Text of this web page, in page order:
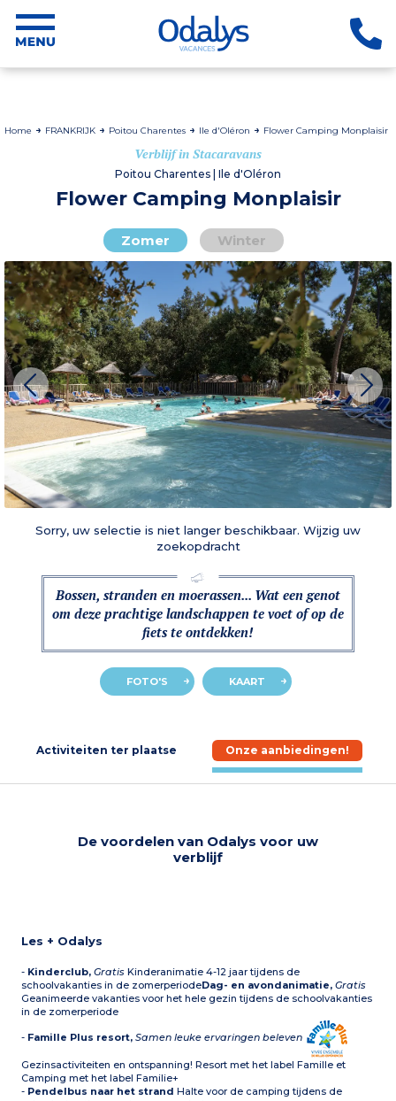
Home FRANKRIJK Poitou Charentes Ile d'Oléron Flower Camping Monplaisir
Verblijf in Stacaravans
Poitou Charentes | Ile d'Oléron
Flower Camping Monplaisir
Zomer Winter
Sorry, uw selectie is niet langer beschikbaar. Wijzig uw
zoekopdracht
Bossen, stranden en moerassen... Wat een genot
om deze prachtige landschappen te voet of op de
fiets te ontdekken!
FOTO'S KAART
Activiteiten ter plaatse Onze aanbiedingen!
De voordelen van Odalys voor uw
verblijf
Les + Odalys
- Kinderclub,Gratis Kinderanimatie 4-12 jaar tijdens de
schoolvakanties in de zomerperiodeDag- en avondanimatie,Gratis
Geanimeerde vakanties voor het hele gezin tijdens de schoolvakanties
in de zomerperiode
- Famille Plus resort,Samen leuke ervaringen beleven
Gezinsactiviteiten en ontspanning! Resort met het label Famille et
Camping met het label Familie+
- Pendelbus naar het strand Halte voor de camping tijdens de